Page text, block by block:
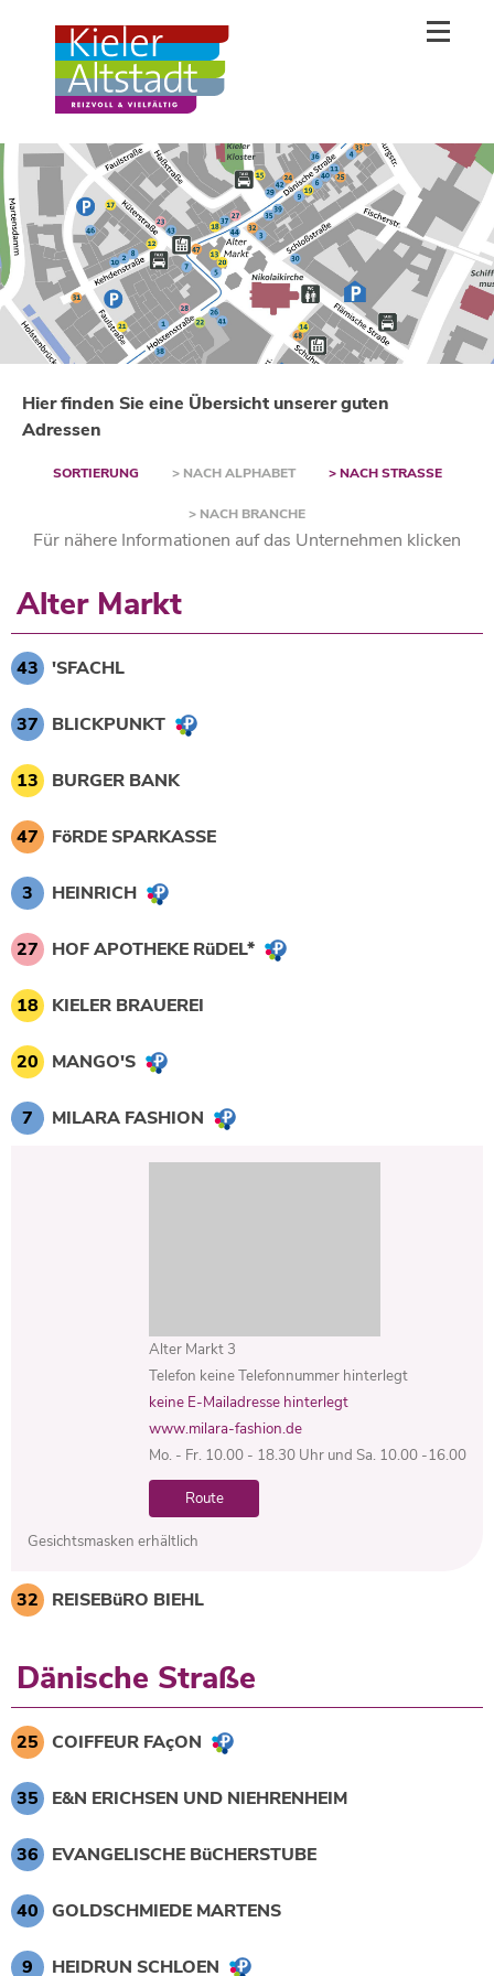
Hier finden Sie eine Übersicht unserer guten
Adressen
SORTIERUNG > NACH ALPHABET > NACH STRASSE
> NACH BRANCHE
Für nähere Informationen auf das Unternehmen klicken
Alter Markt
43 'SFACHL
37 BLICKPUNKT
13 BURGER BANK
47 FöRDE SPARKASSE
3 HEINRICH
27 HOF APOTHEKE RüDEL*
18 KIELER BRAUEREI
20 MANGO'S
7 MILARA FASHION
Alter Markt 3
Telefon keine Telefonnummer hinterlegt
keine E-Mailadresse hinterlegt
www.milara-fashion.de
Mo. - Fr. 10.00 - 18.30 Uhr und Sa. 10.00 -16.00
Route
Gesichtsmasken erhältlich
32 REISEBüRO BIEHL
Dänische Straße
25 COIFFEUR FAçON
35 E&N ERICHSEN UND NIEHRENHEIM
36 EVANGELISCHE BüCHERSTUBE
40 GOLDSCHMIEDE MARTENS
9 HEIDRUN SCHLOEN